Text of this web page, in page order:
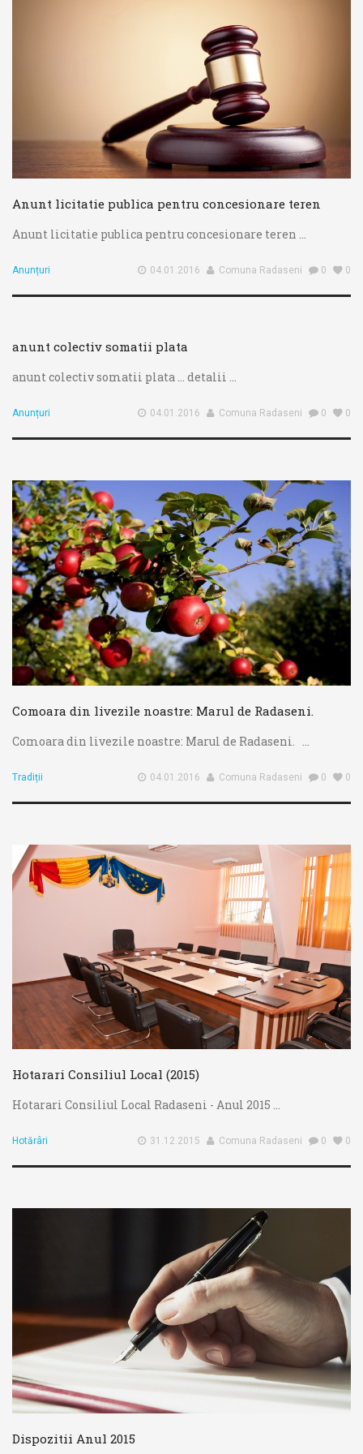
Anunt licitatie publica pentru concesionare teren
Anunt licitatie publica pentru concesionare teren ...
Anunțuri 04.01.2016 Comuna Radaseni 0 0
anunt colectiv somatii plata
anunt colectiv somatii plata ... detalii ...
Anunțuri 04.01.2016 Comuna Radaseni 0 0
Comoara din livezile noastre: Marul de Radaseni.
Comoara din livezile noastre: Marul de Radaseni. ...
Tradiții 04.01.2016 Comuna Radaseni 0 0
Hotarari Consiliul Local (2015)
Hotarari Consiliul Local Radaseni - Anul 2015 ...
Hotărâri 31.12.2015 Comuna Radaseni 0 0
Dispozitii Anul 2015